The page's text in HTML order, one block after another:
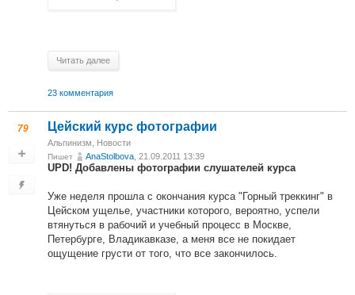
Читать далее
23 комментария
79 Цейский курс фотографии
Альпинизм Новости
Пишет AnaStolbova , 21.09.2011 13:39
UPD! Добавлены фотографии слушателей курса
Уже неделя прошла с окончания курса "Горный треккинг" в
Цейском ущелье, участники которого, вероятно, успели
втянуться в рабочий и учебный процесс в Москве,
Петербурге, Владикавказе, а меня все не покидает
ощущение грусти от того, что все закончилось.